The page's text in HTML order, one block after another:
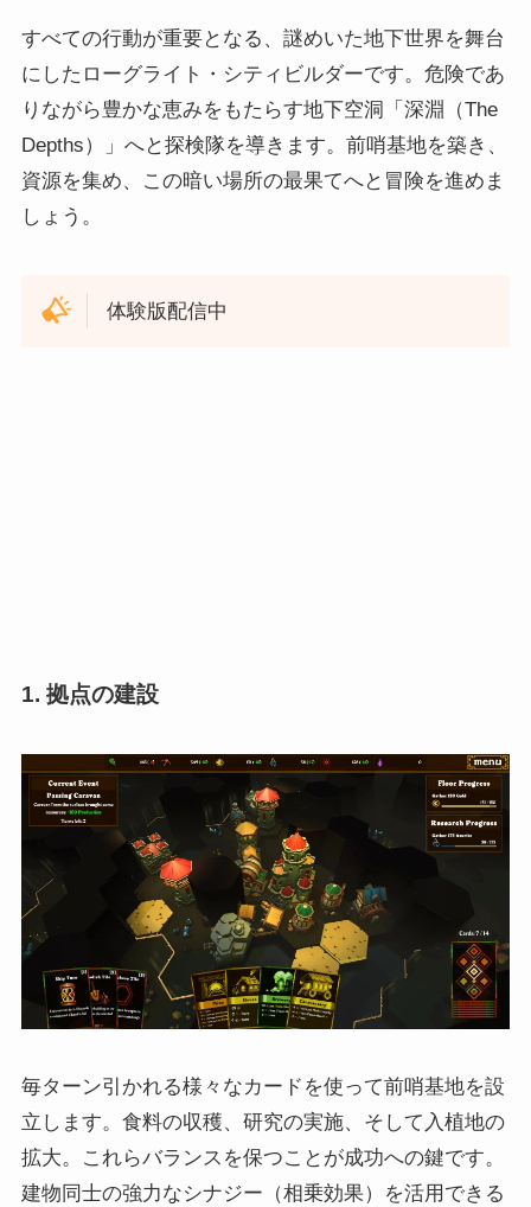
すべての行動が重要となる、謎めいた地下世界を舞台
にしたローグライト・シティビルダーです。危険であ
りながら豊かな恵みをもたらす地下空洞「深淵（The
Depths）」へと探検隊を導きます。前哨基地を築き、
資源を集め、この暗い場所の最果てへと冒険を進めま
しょう。
体験版配信中
1. 拠点の建設
毎ターン引かれる様々なカードを使って前哨基地を設
立します。食料の収穫、研究の実施、そして入植地の
拡大。これらバランスを保つことが成功への鍵です。
建物同士の強力なシナジー（相乗効果）を活用できる